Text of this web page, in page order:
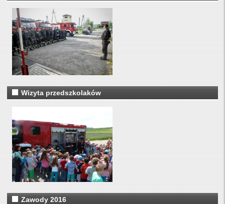
Wizyta przedszkolaków
Zawody 2016